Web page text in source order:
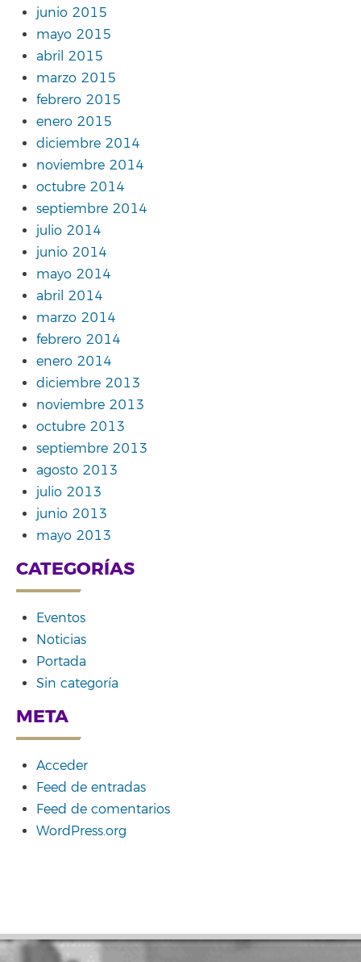
junio 2015
mayo 2015
abril 2015
marzo 2015
febrero 2015
enero 2015
diciembre 2014
noviembre 2014
octubre 2014
septiembre 2014
julio 2014
junio 2014
mayo 2014
abril 2014
marzo 2014
febrero 2014
enero 2014
diciembre 2013
noviembre 2013
octubre 2013
septiembre 2013
agosto 2013
julio 2013
junio 2013
mayo 2013
CATEGORÍAS
Eventos
Noticias
Portada
Sin categoría
META
Acceder
Feed de entradas
Feed de comentarios
WordPress.org